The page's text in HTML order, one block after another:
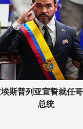
斯普列亚宣誓就任
总统